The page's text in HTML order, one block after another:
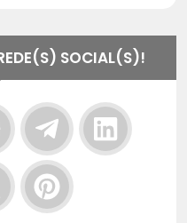
SOCIAL(S)!